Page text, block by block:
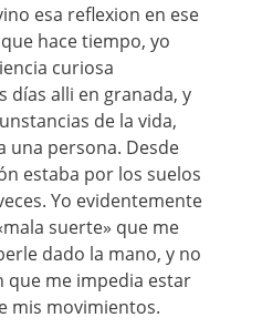
esa reflexion en ese
hace tiempo, yo
curiosa
días alli en granada, y
de la vida,
una persona. Desde
estaba por los suelos
Yo evidentemente
suerte» que me
dado la mano, y no
me impedia estar
mis movimientos.